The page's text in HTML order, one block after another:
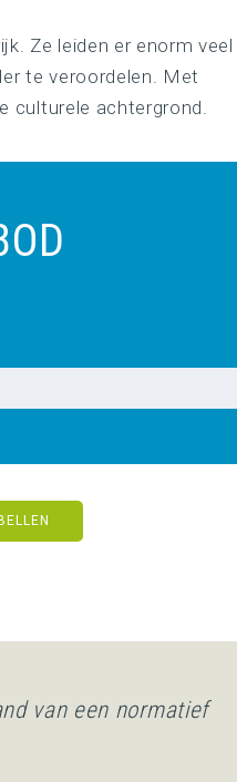
Ze leiden er enorm veel
te veroordelen. Met
culturele achtergrond.
van een normatief
met seksueel